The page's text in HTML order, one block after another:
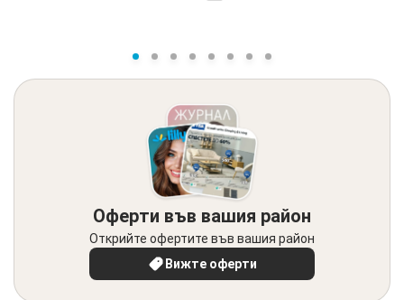
Оферти във вашия район
Открийте офертите във вашия район
Вижте оферти